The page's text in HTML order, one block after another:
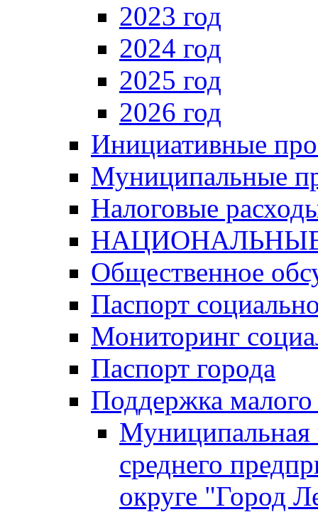
2023 год
2024 год
2025 год
2026 год
Инициативные
Муниципальные
Налоговые
Общественное
Паспорт
Мониторинг
Паспорт города
Поддержка малого
Муниципальная
среднего
округе "Город